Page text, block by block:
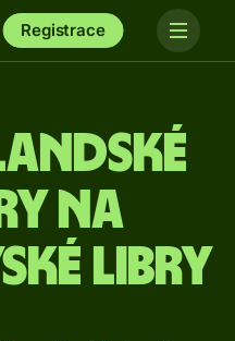
Registrace
na
libry